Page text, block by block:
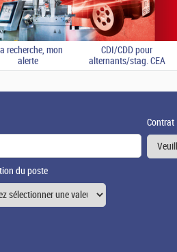
recherche, mon
alerte
CDI/CDD pour
alternants/stag. CEA
Contrat
du poste